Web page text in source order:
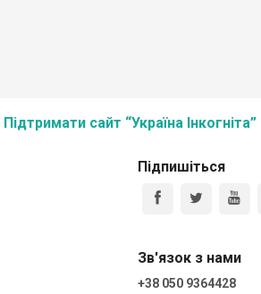
Підтримати сайт “Україна Інкогніта”
Підпишіться
Зв'язок з нами
+38 050 9364428